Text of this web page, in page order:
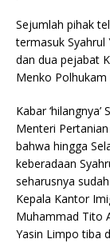
Sejumlah pihak
termasuk Syahrul
dan dua pejabat
Menko
Kabar
Menteri
bahwa hingga
keberadaan
seharusnya
Kepala Kantor
Muhammad Tito
Yasin Limpo tiba